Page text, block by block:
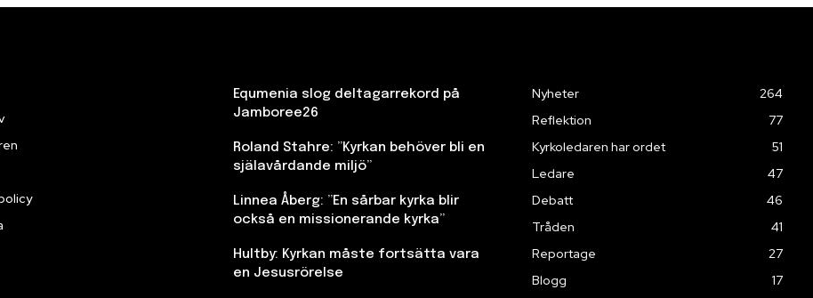
Equmenia slog deltagarrekord på
Jamboree26
Roland Stahre: ”Kyrkan behöver bli en
själavårdande miljö”
Linnea Åberg: ”En sårbar kyrka blir
också en missionerande kyrka”
Hultby: Kyrkan måste fortsätta vara
en Jesusrörelse
Nyheter
264
Reflektion
77
Kyrkoledaren har ordet
51
Ledare
47
Debatt
46
Tråden
41
Reportage
27
Blogg
17